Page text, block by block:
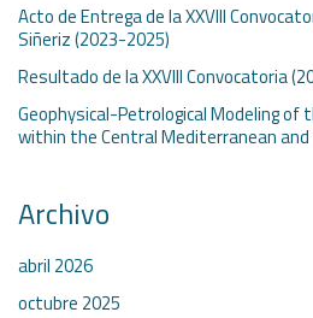
Acto de Entrega de la XXVIII
Siñeriz (2023-2025)
Resultado de la XXVIII Convocatoria
Geophysical-Petrological Modeling of
within the Central Mediterranean
Archivo
abril 2026
octubre 2025